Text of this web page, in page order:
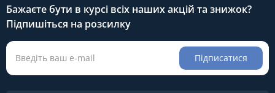
Бажаєте бути в курсі всіх наших акцій та знижок?
Підпишіться на розсилку
Підписатися